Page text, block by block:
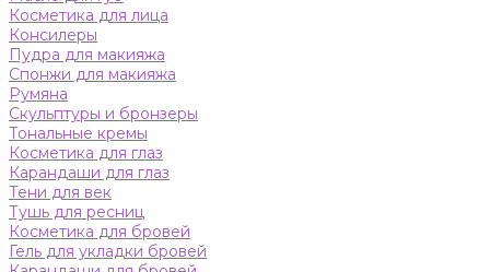
Косметика для лица
Консилеры
Пудра для макияжа
Спонжи для макияжа
Румяна
Скульптуры и бронзеры
Тональные кремы
Косметика для глаз
Карандаши для глаз
Тени для век
Тушь для ресниц
Косметика для бровей
Гель для укладки бровей